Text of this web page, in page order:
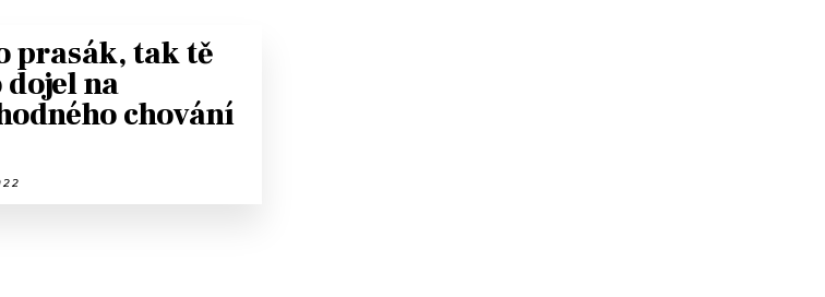
prasák, tak tě
dojel na
chování